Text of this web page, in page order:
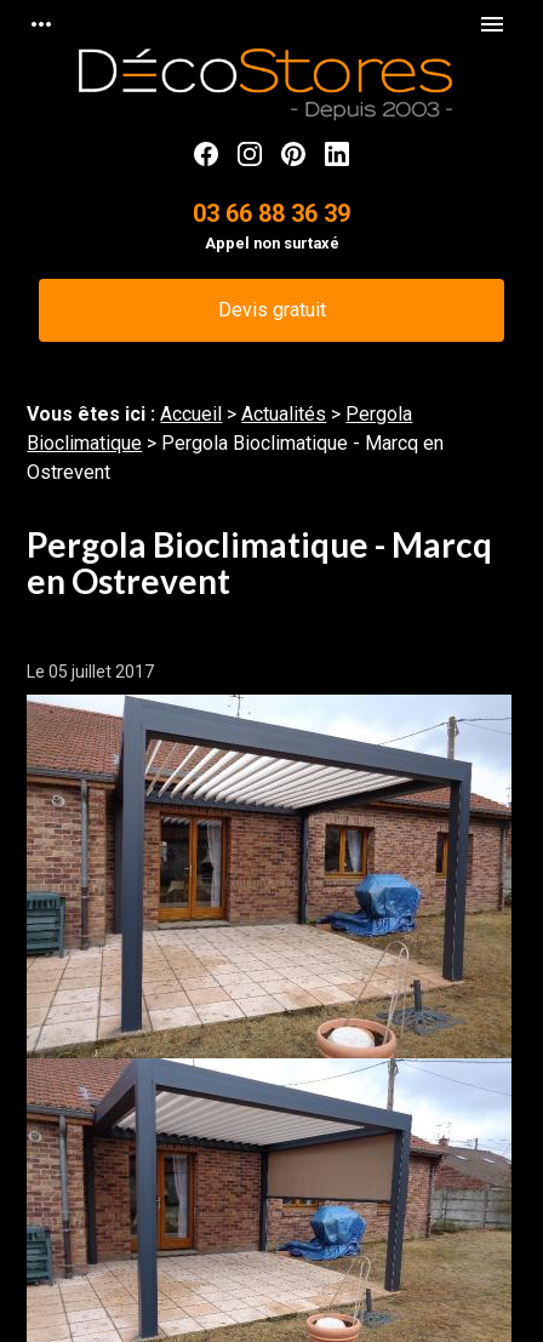
more_horiz menu
03 66 88 36 39
Appel non surtaxé
Devis gratuit
Vous êtes ici : Accueil >Actualités > Pergola
Bioclimatique > Pergola Bioclimatique - Marcq en
Ostrevent
Pergola Bioclimatique - Marcq
en Ostrevent
Le 05 juillet 2017